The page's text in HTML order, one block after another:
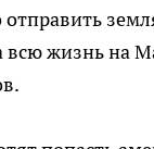
всю жизнь на